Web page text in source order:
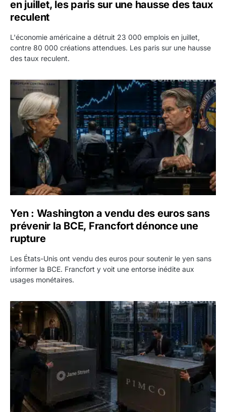
en juillet, les paris sur une hausse des taux
reculent
L'économie américaine a détruit 23 000 emplois en juillet,
contre 80 000 créations attendues. Les paris sur une hausse
des taux reculent.
Yen : Washington a vendu des euros sans prévenir la
Yen : Washington a vendu des euros sans
prévenir la BCE, Francfort dénonce une
rupture
Les États-Unis ont vendu des euros pour soutenir le yen sans
informer la BCE. Francfort y voit une entorse inédite aux
usages monétaires.
Jane Street négocie le transfert de 11 milliards de